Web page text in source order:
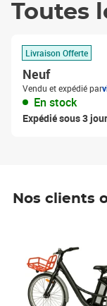
Toutes
Livraison Offerte
Neuf
Vendu et expédié par
En stock
Expédié sous 3
Nos clients